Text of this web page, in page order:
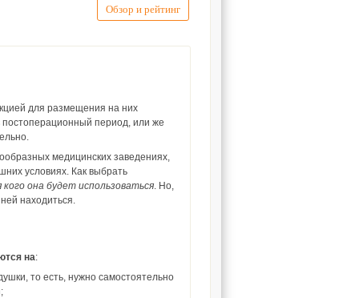
Обзор и рейтинг
для размещения на них
постоперационный период, или же
медицинских заведениях,
условиях. Как выбрать
кого она будет использоваться. Но,
находиться.
на:
то есть, нужно самостоятельно